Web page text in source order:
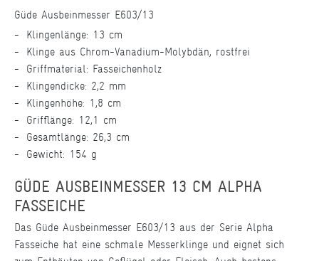
Güde Ausbeinmesser E603/13
Klingenlänge: 13 cm
Klinge aus Chrom-Vanadium-Molybdän, rostfrei
Griffmaterial: Fasseichenholz
Klingendicke: 2,2 mm
Klingenhöhe: 1,8 cm
Grifflänge: 12,1 cm
Gesamtlänge: 26,3 cm
Gewicht: 154 g
GÜDE AUSBEINMESSER 13 CM ALPHA
FASSEICHE
Das Güde Ausbeinmesser E603/13 aus der Serie Alpha
Fasseiche hat eine schmale Messerklinge und eignet sich